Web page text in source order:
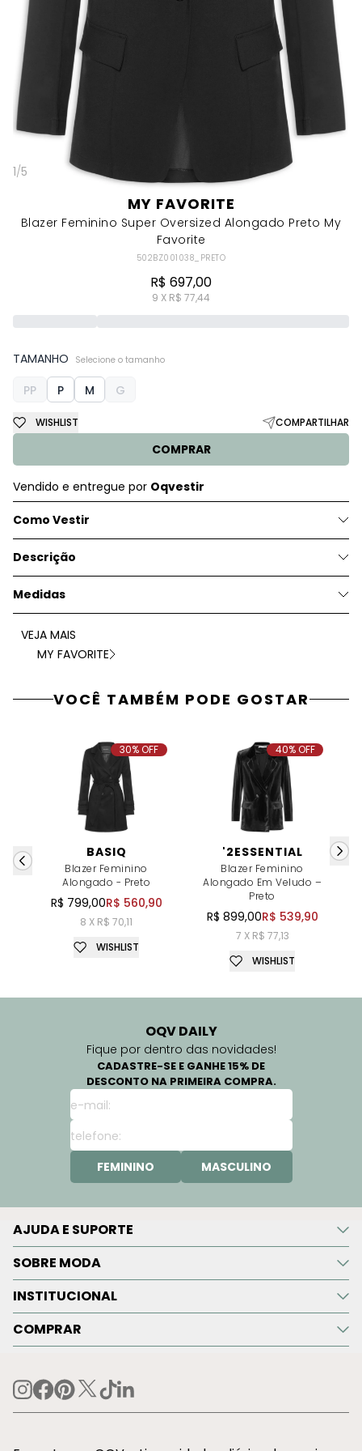
1/5
MY FAVORITE
Blazer Feminino Super Oversized Alongado Preto My
Favorite
502BZ001038_PRETO
R$ 697,00
9 X R$ 77,44
TAMANHO Selecione o tamanho
PP P M G
COMPRAR
WISHLIST COMPARTILHAR
Vendido e entregue por Oqvestir
Como Vestir
Descrição
Medidas
VEJA MAIS
MY FAVORITE
VOCÊ TAMBÉM PODE GOSTAR
BASIQ
Blazer Feminino
Alongado - Preto
R$ 799,00R$ 560,90
8 X R$ 70,11
30% OFF
WISHLIST
'2ESSENTIAL
Blazer Feminino
Alongado Em Veludo –
Preto
R$ 899,00R$ 539,90
7 X R$ 77,13
40% OFF
WISHLIST
OQV DAILY
Fique por dentro das novidades!
CADASTRE-SE E GANHE 15% DE
DESCONTO NA PRIMEIRA COMPRA.
FEMININO MASCULINO
AJUDA E SUPORTE
SOBRE MODA
INSTITUCIONAL
COMPRAR